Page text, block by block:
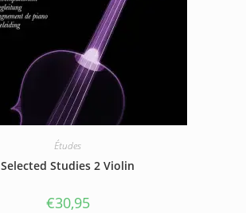
Études
Selected Studies 2 Violin
€30,95